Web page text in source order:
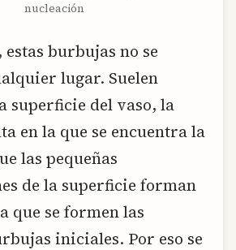
nucleación
burbujas no se
lugar. Suelen
superficie del vaso, la
en la que se encuentra la
las pequeñas
de la superficie forman
que se formen las
iniciales. Por eso se